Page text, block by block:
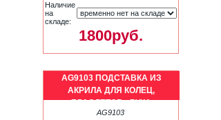
Наличие
на
складе:
1800руб.
AG9103 ПОДСТАВКА ИЗ
АКРИЛА ДЛЯ КОЛЕЦ,
БРАСЛЕТОВ - РУКА
AG9103